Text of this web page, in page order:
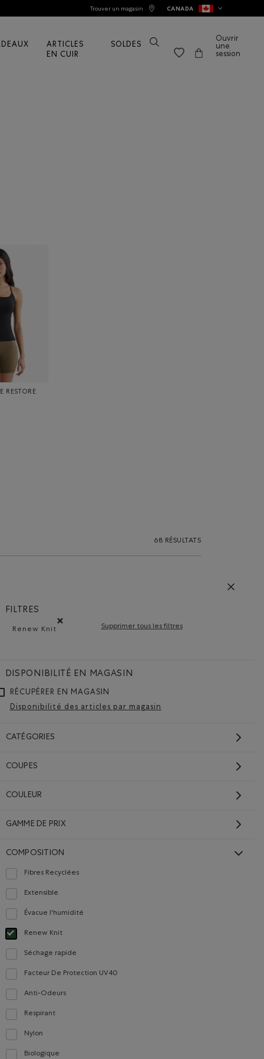
Trouver un magasin CANADA
ARTICLES
EN CUIR
SOLDES
Ouvrir
une
session
RESTORE
68 RÉSULTATS
FILTRES
Renew Knit
Supprimer tous les filtres
DISPONIBILITÉ EN MAGASIN
RÉCUPÉRER EN MAGASIN
Disponibilité des articles par magasin
CATÉGORIES
COUPES
COULEUR
GAMME DE PRIX
COMPOSITION
Fibres Recyclées
Classer selon Composition : FibresRecyclées(RecycledFibres)
Extensible
Classer selon Composition : Extensible(Stretch)
Évacue l'humidité
Classer selon Composition : Évacuel'humidité(MoistureWicking)
Renew Knit
Choisir Classé selon Composition : Renew Knit(Renew Knit)
Séchage rapide
Classer selon Composition : Séchagerapide(QuickDry)
Facteur De Protection UV40
Classer selon Composition : FacteurDeProtectionUV40(UVProtectionUPF40)
Anti-Odeurs
Classer selon Composition : Anti-Odeurs(Anti-Odour)
Respirant
Classer selon Composition : Respirant(Breathable)
Nylon
Classer selon Composition : Nylon(Nylon)
Biologique
FIGUE Couleur
tricot Renew: MÉLANGE PRUNE Couleur
en tricot Renew: GRIS STRIÉ Couleur
en tricot Renew: NUAGE BLEU POIVRÉ Couleur